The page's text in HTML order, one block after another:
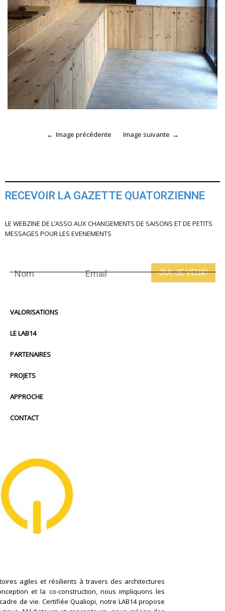
Image précédente Image suivante
RECEVOIR LA GAZETTE QUATORZIENNE
LE WEBZINE DE L’ASSO AUX CHANGEMENTS DE SAISONS ET DE PETITS
MESSAGES POUR LES EVENEMENTS
VALORISATIONS
LE LAB14
PARTENAIRES
PROJETS
APPROCHE
CONTACT
agiles et résilients à travers des architectures
et la co-construction, nous impliquons les
de vie. Certifiée Qualiopi, notre LAB14 propose